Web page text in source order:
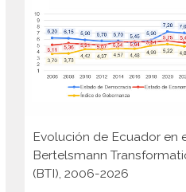
Evolución de Ecuador en
Bertelsmann
(BTI), 2006-2026